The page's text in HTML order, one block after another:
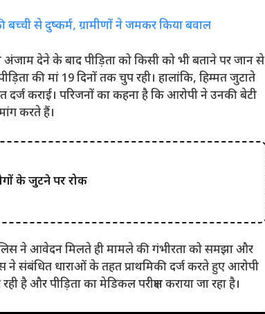
से दुष्कर्म, ग्रामीणों ने जमकर किया बवाल
देने के बाद पीड़िता को किसी को भी बताने पर जान से
की मां 19 दिनों तक चुप रही। हालांकि, हिम्मत जुटाते
कराई। परिजनों का कहना है कि आरोपी ने उनकी बेटी
करते हैं।
के जुटने पर रोक
ने आवेदन मिलते ही मामले की गंभीरता को समझा और
ने संबंधित धाराओं के तहत प्राथमिकी दर्ज करते हुए आरोपी
और पीड़िता का मेडिकल परीक्षण कराया जा रहा है।